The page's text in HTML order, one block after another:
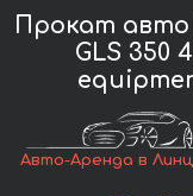
Прокат авто
GLS 350
Авто-Аренда в